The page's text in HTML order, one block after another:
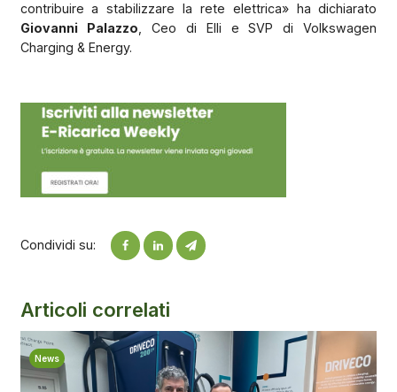
contribuire a stabilizzare la rete elettrica» ha dichiarato
Giovanni Palazzo , Ceo di Elli e SVP di Volkswagen
Charging & Energy.
Condividi su:
Articoli correlati
News